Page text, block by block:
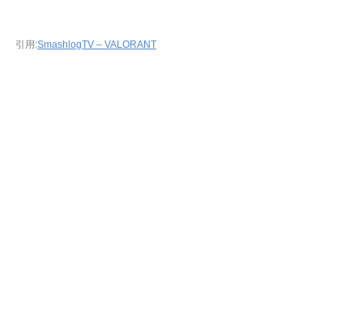
引用:SmashlogTV – VALORANT